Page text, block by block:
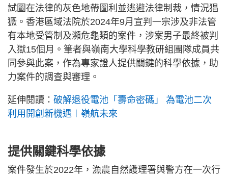
試圖在法律的灰色地帶圖利並逃避法律制裁，情況猖
獗。香港區域法院於2024年9月宣判一宗涉及非法管
有本地受管制及瀕危龜類的案件，涉案男子最終被判
入獄15個月。筆者與嶺南大學科學教研組團隊成員共
同參與此案，作為專家證人提供關鍵的科學依據，助
力案件的調查與審理。
延伸閱讀： 破解退役電池「壽命密碼」 為電池二次
利用開創新機遇︱嶺航未來
提供關鍵科學依據
案件發生於2022年，漁農自然護理署與警方在一次行